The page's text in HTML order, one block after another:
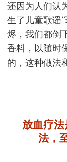
还因为人们认
生了儿童歌谣
烬，我们都倒
香料，以随时
的，这种做法
放血疗
法，